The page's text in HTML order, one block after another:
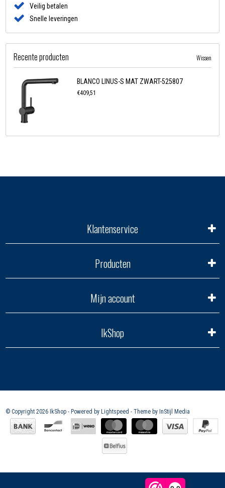
Veilig betalen
Snelle leveringen
Recente producten Wissen
BLANCO LINUS-S MAT ZWART-525807
€409,51
Klantenservice
Producten
Mijn account
IkShop
© Copyright 2026 IkShop - Powered by Lightspeed - Theme by InStijl Media